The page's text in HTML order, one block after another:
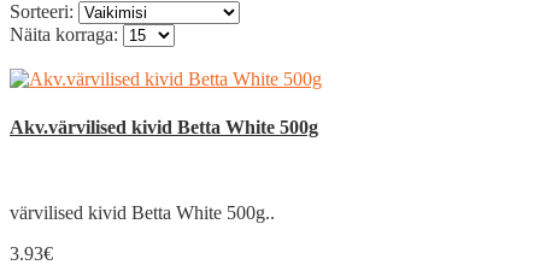
Sorteeri:
Näita korraga:
Akv.värvilised kivid Betta White 500g
värvilised kivid Betta White 500g..
3.93€